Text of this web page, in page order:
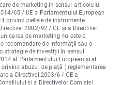
de marketing în sensul articolului
65 / UE a Parlamentului European
privind piețele de instrumente
2002/92 / CE și a Directivei
de marketing nu este o
recomandare de informații sau o
strategie de investiții în sensul
al Parlamentului European și al
abuzul de piață ( reglementarea
a Directivei 2003/6 / CE a
și a Directivelor Comisiei